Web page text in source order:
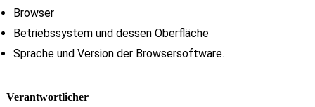
Browser
Betriebssystem und dessen Oberfläche
Sprache und Version der Browsersoftware.
Verantwortlicher